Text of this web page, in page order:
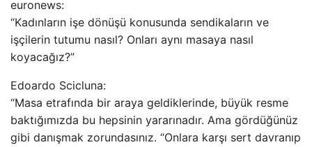
euronews:
“Kadınların işe dönüşü konusunda sendikaların ve
işçilerin tutumu nasıl? Onları aynı masaya nasıl
koyacağız?”
Edoardo Scicluna:
“Masa etrafında bir araya geldiklerinde, büyük resme
baktığımızda bu hepsinin yararınadır. Ama gördüğünüz
gibi danışmak zorundasınız. “Onlara karşı sert davranıp